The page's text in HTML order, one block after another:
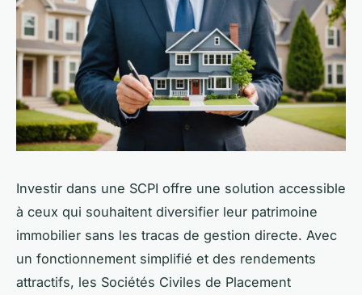
Investir dans une SCPI offre une solution accessible
à ceux qui souhaitent diversifier leur patrimoine
immobilier sans les tracas de gestion directe. Avec
un fonctionnement simplifié et des rendements
attractifs, les Sociétés Civiles de Placement